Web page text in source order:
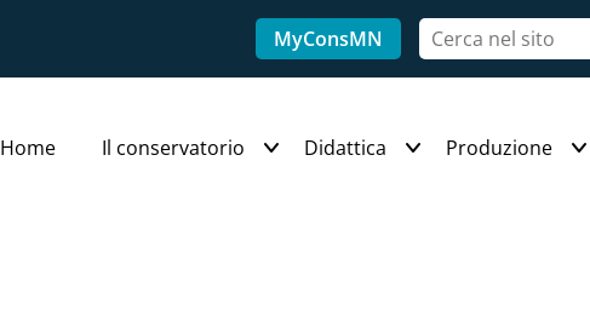
MyConsMN
Home Il conservatorio Didattica Produzione